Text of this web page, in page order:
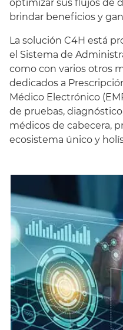
optimizar sus flujos de
brindar beneficios y
La solución C4H está
el Sistema de
como con varios otros
dedicados a
Médico Electrónico
de pruebas,
médicos de cabecera,
ecosistema único y